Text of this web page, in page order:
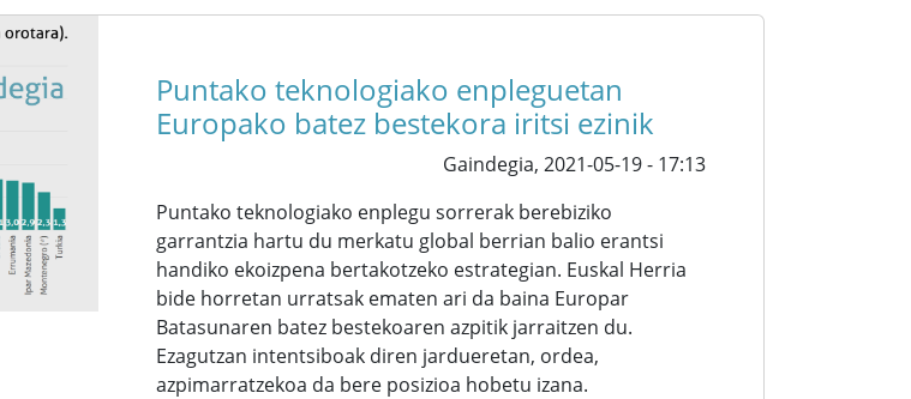
Puntako teknologiako enpleguetan
Europako batez bestekora iritsi ezinik
Gaindegia, 2021-05-19 - 17:13
Puntako teknologiako enplegu sorrerak berebiziko
garrantzia hartu du merkatu global berrian balio erantsi
handiko ekoizpena bertakotzeko estrategian. Euskal Herria
bide horretan urratsak ematen ari da baina Europar
Batasunaren batez bestekoaren azpitik jarraitzen du.
Ezagutzan intentsiboak diren jardueretan, ordea,
azpimarratzekoa da bere posizioa hobetu izana.